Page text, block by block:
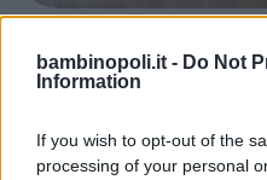
bambinopoli.it - Do Not
Information
If you wish to opt-out of the
processing of your personal
Grand Hotel
COMANO